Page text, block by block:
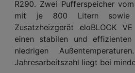
R290. Zwei Pufferspeicher
mit je 800 Litern sowie
Zusatzheizgerät eloBLOCK
einen stabilen und
niedrigen
Jahresarbeitszahl liegt bei